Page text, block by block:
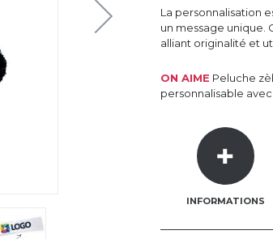
La personnalisation
un message unique.
alliant originalité et
ON AIME Peluche
personnalisable
INFORMATIONS